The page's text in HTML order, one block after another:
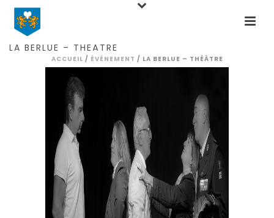
LA BERLUE – THÉÂTRE
ACCUEIL / ÉVÉNEMENT / LA BERLUE – THÉÂTRE